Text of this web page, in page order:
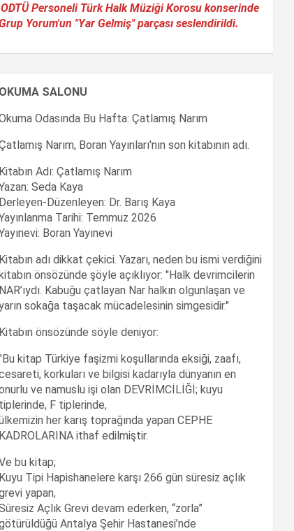
ODTÜ Personeli Türk Halk Müziği Korosu konserinde
Yorum'un "Yar Gelmiş" parçası seslendirildi.
OKUMA SALONU
Odasında Bu Hafta: Çatlamış Narım
Narım, Boran Yayınları'nın son kitabının adı.
Kitabın Adı: Çatlamış Narım
Seda Kaya
Derleyen-Düzenleyen: Dr. Barış Kaya
Tarihi: Temmuz 2026
Boran Yayınevi
Kitabın adı dikkat çekici. Yazarı, neden bu ismi verdiğini
önsözünde şöyle açıklıyor: "Halk devrimcilerin
NAR’ıydı. Kabuğu çatlayan Nar halkın olgunlaşan ve
sokağa taşacak mücadelesinin simgesidir."
Kitabın önsözünde söyle deniyor:
kitap Türkiye faşizmi koşullarında eksiği, zaafı,
korkuları ve bilgisi kadarıyla dünyanın en
ve namuslu işi olan DEVRİMCİLİĞİ; kuyu
tiplerinde, F tiplerinde,
her karış toprağında yapan CEPHE
KADROLARINA ithaf edilmiştir.
bu kitap;
Kuyu Tipi Hapishanelere karşı 266 gün süresiz açlık
yapan,
Açlık Grevi devam ederken, “zorla”
Antalya Şehir Hastanesi’nde